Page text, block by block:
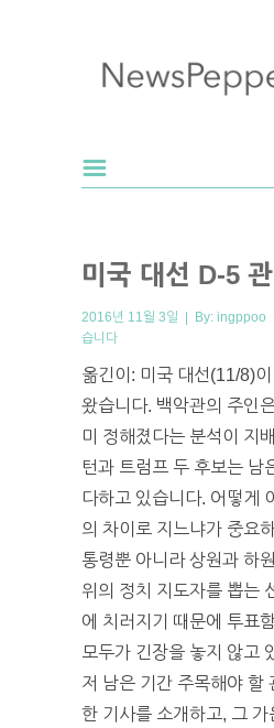
미국 대선 D-5
2016년 11월 3일 | By: ingppoo
습니다
옮긴이: 미국 대선(11/8)
왔습니다. 백악관의 주인
미 정해졌다는 분석이 지
턴과 트럼프 두 후보는 남
다하고 있습니다. 어떻게
의 차이로 지느냐가 중요
통령뿐 아니라 상원과 하
위의 정치 지도자를 뽑는
에 치러지기 때문에 투표
모두가 긴장을 놓지 않고
저 남은 기간 주목해야 할
한 기사를 소개하고, 그